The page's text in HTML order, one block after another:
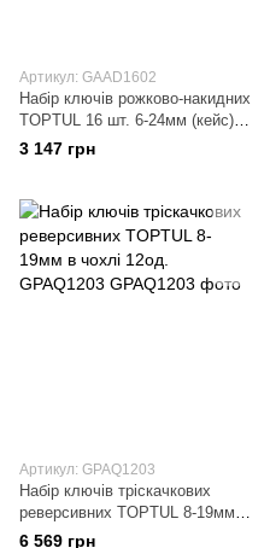
Артикул: GAAD1602
Набір ключів рожково-накидних
TOPTUL 16 шт. 6-24мм (кейс)
GAAD1602
3 147 грн
Артикул: GPAQ1203
Набір ключів тріскачкових
реверсивних TOPTUL 8-19мм в
чохлі 12од. GPAQ1203
6 569 грн